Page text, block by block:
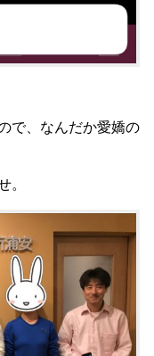
で、なんだか愛嬌の
。